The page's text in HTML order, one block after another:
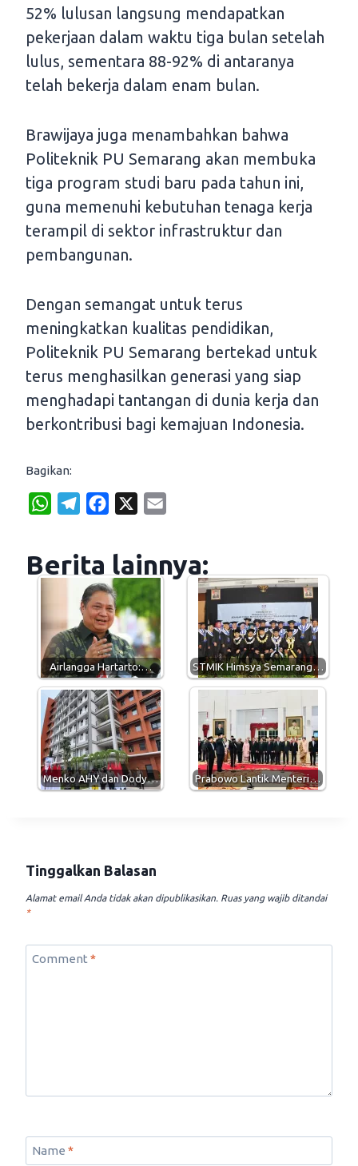
52% lulusan langsung mendapatkan
pekerjaan dalam waktu tiga bulan setelah
lulus, sementara 88-92% di antaranya
telah bekerja dalam enam bulan.
Brawijaya juga menambahkan bahwa
Politeknik PU Semarang akan membuka
tiga program studi baru pada tahun ini,
guna memenuhi kebutuhan tenaga kerja
terampil di sektor infrastruktur dan
pembangunan.
Dengan semangat untuk terus
meningkatkan kualitas pendidikan,
Politeknik PU Semarang bertekad untuk
terus menghasilkan generasi yang siap
menghadapi tantangan di dunia kerja dan
berkontribusi bagi kemajuan Indonesia.
Bagikan:
W
t
p
p
e
g
r
a
m
e
b
o
o
k
Berita lainnya:
Airlangga Hartarto:… STMIK Himsya Semarang…
Menko AHY dan Dody… Prabowo Lantik Menteri…
Tinggalkan Balasan
Alamat email Anda tidak akan dipublikasikan. Ruas yang wajib ditandai
*
Comment *
Name *